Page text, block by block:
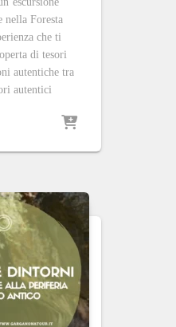
nella Foresta
che ti
di tesori
autentiche tra
autentici